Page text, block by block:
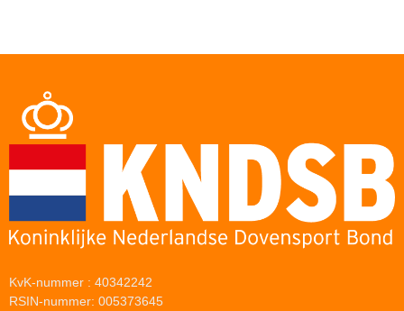
KvK-nummer : 40342242
RSIN-nummer: 005373645